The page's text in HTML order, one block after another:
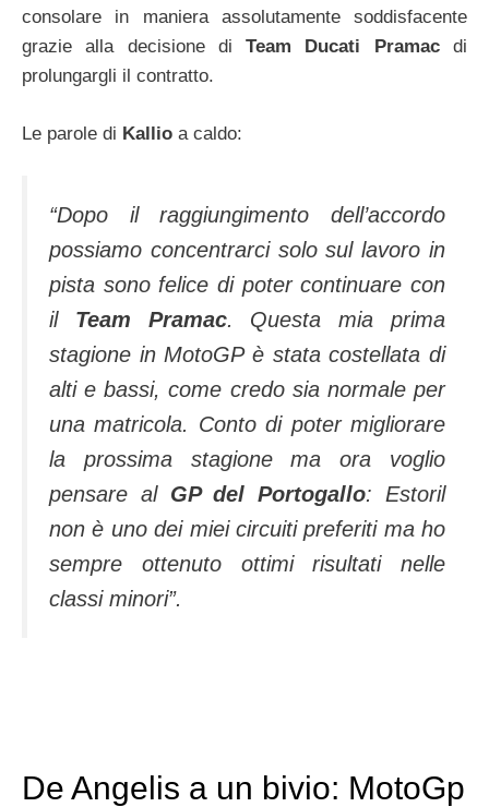
consolare in maniera assolutamente soddisfacente
grazie alla decisione diTeam Ducati Pramacdi
prolungargli il contratto.
Le parole di Kallio a caldo:
“Dopo il raggiungimento dell’accordo
possiamo concentrarci solo sul lavoro in
pista sono felice di poter continuare con
il Team Pramac. Questa mia prima
stagione in MotoGP è stata costellata di
alti e bassi, come credo sia normale per
una matricola. Conto di poter migliorare
la prossima stagione ma ora voglio
pensare al GP del Portogallo: Estoril
non è uno dei miei circuiti preferiti ma ho
sempre ottenuto ottimi risultati nelle
classi minori”.
De Angelis a un bivio: MotoGp